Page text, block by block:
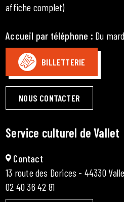
affiche complet)
Accueil par téléphone : Du
BILLETTERIE
NOUS CONTACTER
Service culturel de Vallet
Contact
13 route des Dorices - 44330
02 40 36 42 81